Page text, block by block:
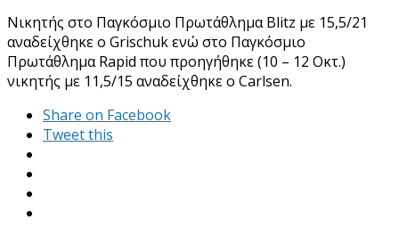
Νικητής στο Παγκόσμιο Πρωτάθλημα Blitz με 15,5/21
αναδείχθηκε ο Grischuk ενώ στο Παγκόσμιο
Πρωτάθλημα Rapid που προηγήθηκε (10 – 12 Οκτ.)
νικητής με 11,5/15 αναδείχθηκε ο Carlsen.
Share on Facebook
Tweet this